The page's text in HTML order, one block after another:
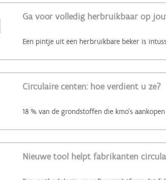
Ga voor volledig herbruikbaar op
Circulaire centen: hoe verdient u ze?
Nieuwe tool helpt fabrikanten